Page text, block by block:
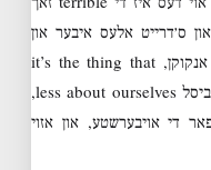
ס׳דרייט אלעס איבער און
controls everything. אדער קענסט עס אנקוקן, it’s the thing that
keeps us humble, און אונז לאטן זיין א ביסל less about ourselves,
די אויבערשטע, און אזוי